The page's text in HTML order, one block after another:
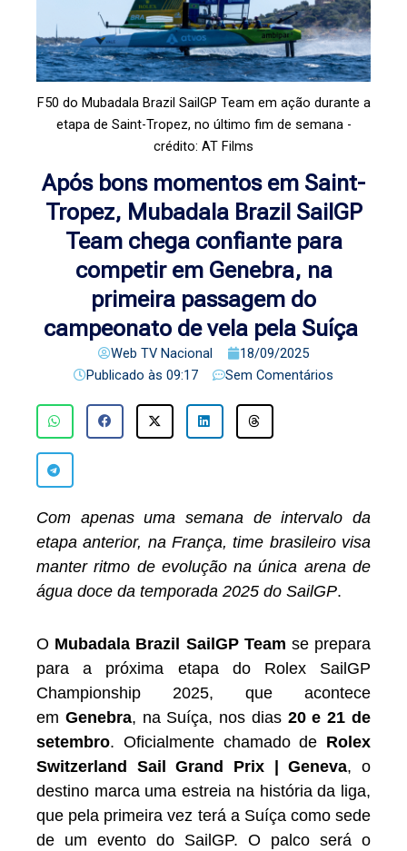
F50 do Mubadala Brazil SailGP Team em ação durante a
etapa de Saint-Tropez, no último fim de semana -
crédito: AT Films
Após bons momentos em Saint-
Tropez, Mubadala Brazil SailGP
Team chega confiante para
competir em Genebra, na
primeira passagem do
campeonato de vela pela Suíça
Web TV Nacional
18/09/2025
Publicado às 09:17 Sem Comentários
Com apenas uma semana de intervalo da
etapa anterior, na França, time brasileiro visa
manter ritmo de evolução na única arena de
água doce da temporada 2025 do SailGP.
O Mubadala Brazil SailGP Team se prepara
para a próxima etapa do Rolex SailGP
Championship 2025, que acontece
em Genebra, na Suíça, nos dias 20 e 21 de
setembro. Oficialmente chamado de Rolex
Switzerland Sail Grand Prix | Geneva, o
destino marca uma estreia na história da liga,
que pela primeira vez terá a Suíça como sede
de um evento do SailGP. O palco será o